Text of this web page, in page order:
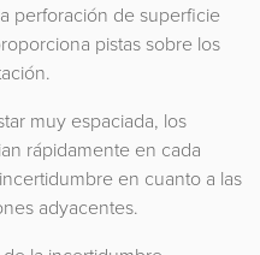
perforación de superficie
pistas sobre los
muy espaciada, los
rápidamente en cada
en cuanto a las
adyacentes.